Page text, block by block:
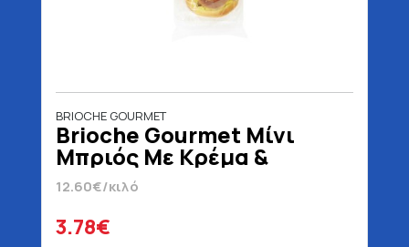
BRIOCHE GOURMET
Brioche Gourmet Μίνι
Μπριός Με Κρέμα &
Σοκολάτα 300 gr
12.60€/κιλό
3.78€